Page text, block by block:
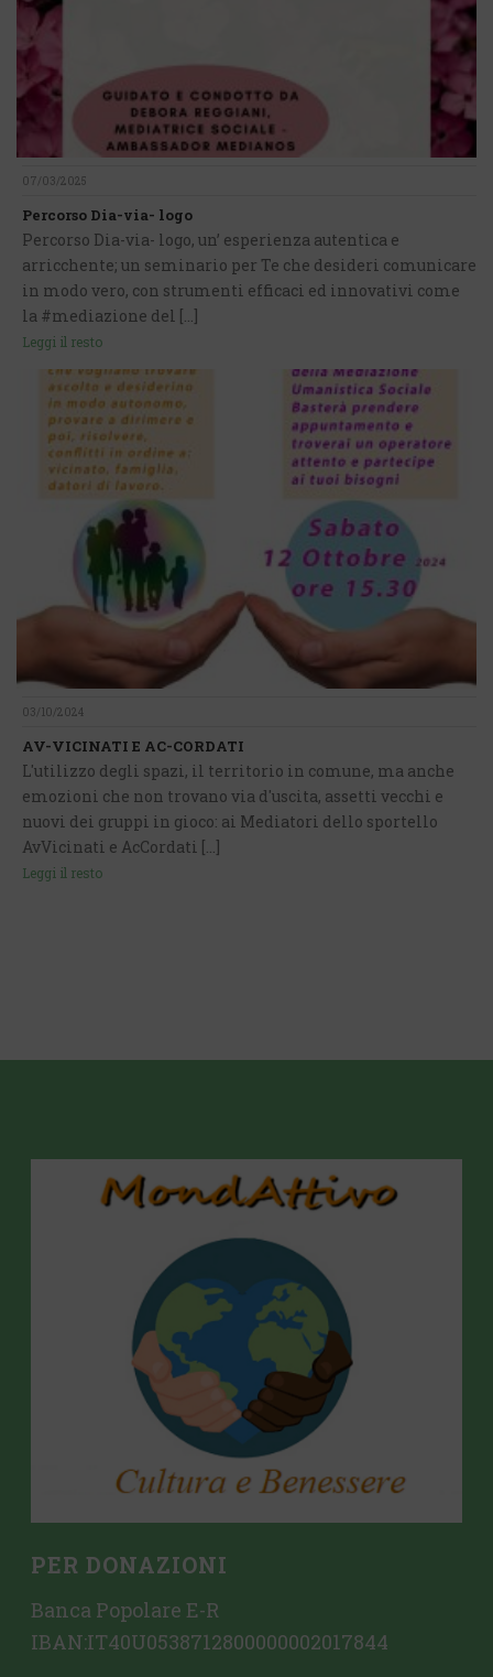
07/03/2025
Percorso Dia-via- logo
Percorso Dia-via- logo, un’ esperienza autentica e
arricchente; un seminario per Te che desideri comunicare
in modo vero, con strumenti efficaci ed innovativi come
la #mediazione del [...]
Leggi il resto
03/10/2024
AV-VICINATI E AC-CORDATI
L'utilizzo degli spazi, il territorio in comune, ma anche
emozioni che non trovano via d'uscita, assetti vecchi e
nuovi dei gruppi in gioco: ai Mediatori dello sportello
AvVicinati e AcCordati [...]
Leggi il resto
PER DONAZIONI
Banca Popolare E-R
IBAN:IT40U0538712800000002017844